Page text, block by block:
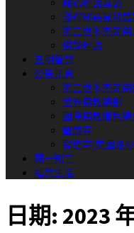
淺釋邪惡見和錯
第三世多杰羌
佛學經論
五明智慧
公告訊息
第三世多杰羌
世界佛教總部
國際佛教僧尼
聖蹟寺
寶塔寺(美國洛
聞一知二
福慧生活
日期: 2023